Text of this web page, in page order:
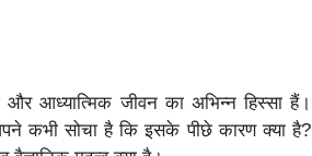
और आध्यात्मिक जीवन का अभिन्न हिस्सा हैं।
कभी सोचा है कि इसके पीछे कारण क्या है?